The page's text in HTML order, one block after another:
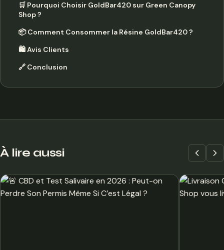
🛒 Pourquoi Choisir GoldBar420 sur Green Canopy
Shop ?
📦 Comment Consommer la Résine GoldBar420 ?
🛍️ Avis Clients
🔗 Conclusion
À lire aussi